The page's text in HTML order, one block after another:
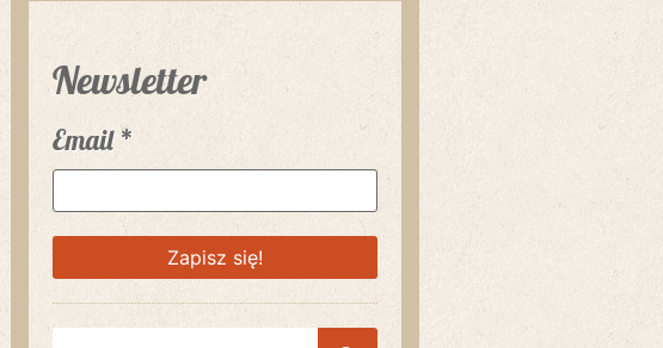
Newsletter
Email *